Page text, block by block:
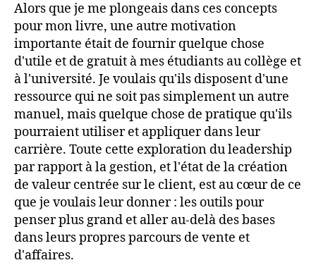
Alors que je me plongeais dans ces concepts
pour mon livre, une autre motivation
importante était de fournir quelque chose
d'utile et de gratuit à mes étudiants au collège et
à l'université. Je voulais qu'ils disposent d'une
ressource qui ne soit pas simplement un autre
manuel, mais quelque chose de pratique qu'ils
pourraient utiliser et appliquer dans leur
carrière. Toute cette exploration du leadership
par rapport à la gestion, et l'état de la création
de valeur centrée sur le client, est au cœur de ce
que je voulais leur donner : les outils pour
penser plus grand et aller au-delà des bases
dans leurs propres parcours de vente et
d'affaires.